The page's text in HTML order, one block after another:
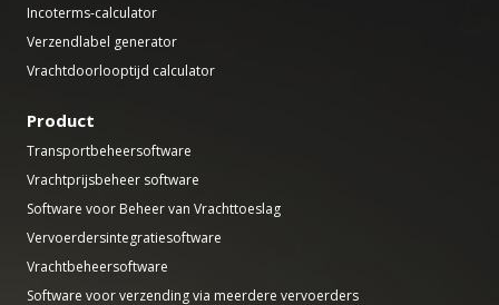
Incoterms-calculator
Verzendlabel generator
Vrachtdoorlooptijd calculator
Product
Transportbeheersoftware
Vrachtprijsbeheer software
Software voor Beheer van Vrachttoeslag
Vervoerdersintegratiesoftware
Vrachtbeheersoftware
Software voor verzending via meerdere vervoerders